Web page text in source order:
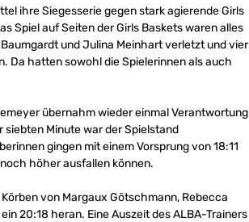
ihre Siegesserie gegen stark agierende Girls
Spiel auf Seiten der Girls Baskets waren alles
und Julina Meinhart verletzt und vier
Da hatten sowohl die Spielerinnen als auch
übernahm wieder einmal Verantwortung
siebten Minute war der Spielstand
gingen mit einem Vorsprung von 18:11
höher ausfallen können.
von Margaux Götschmann, Rebecca
20:18 heran. Eine Auszeit des ALBA-Trainers